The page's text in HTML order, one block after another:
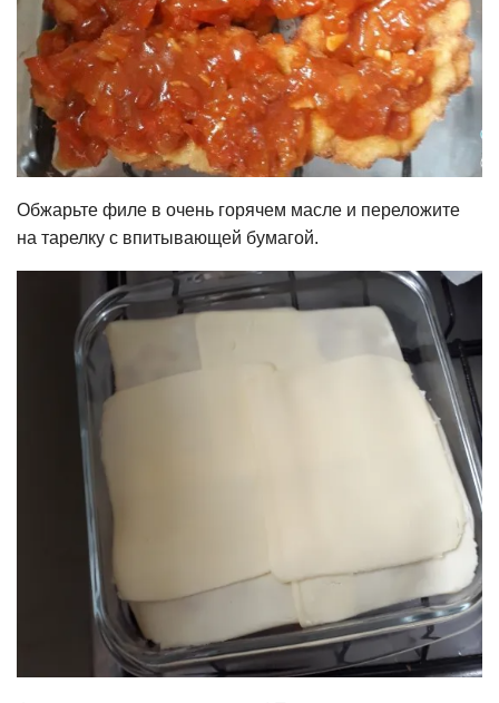
Обжарьте филе в очень горячем масле и переложите
на тарелку с впитывающей бумагой.